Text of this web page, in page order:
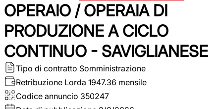
OPERAIO / OPERAIA DI
PRODUZIONE A CICLO
CONTINUO - SAVIGLIANESE
Tipo di contratto Somministrazione
Retribuzione Lorda 1947.36 mensile
Codice annuncio 350247